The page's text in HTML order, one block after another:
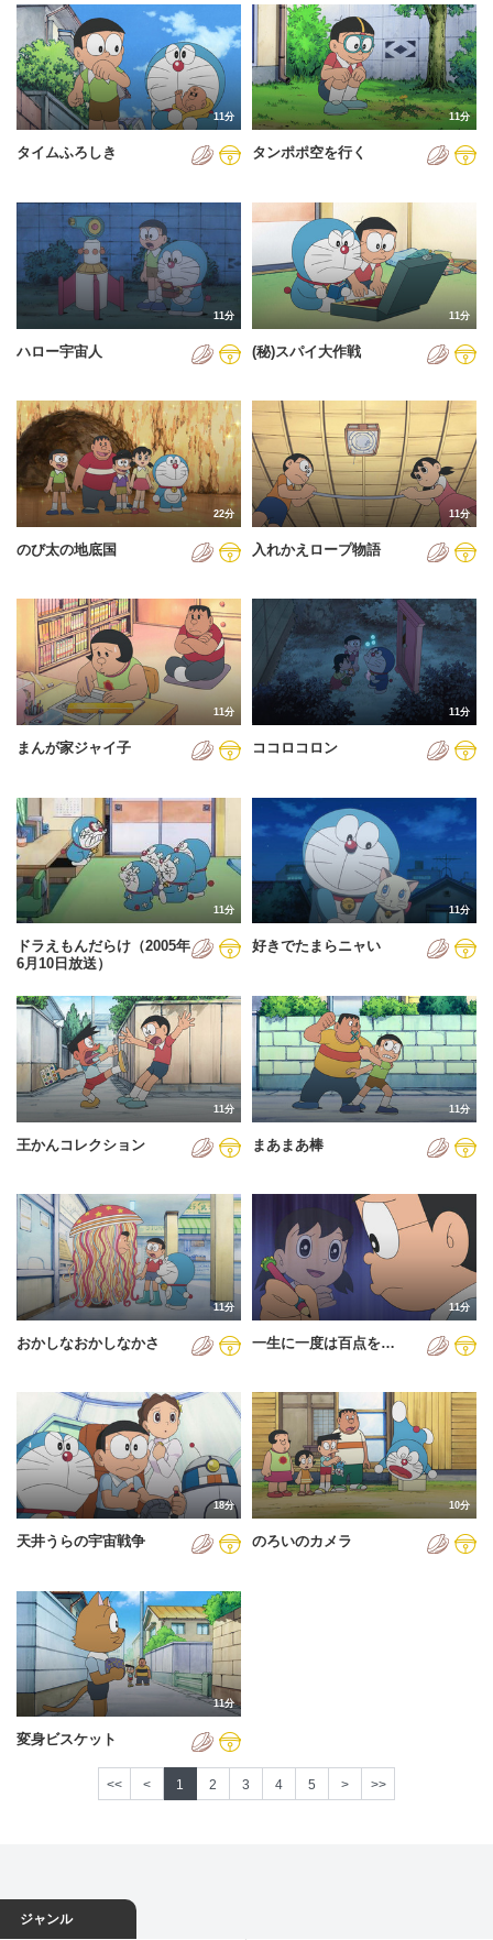
2024年
2025年
2026年
11分
タイムふろしき
11分
タンポポ空を行く
11分
ハロー宇宙人
11分
(秘)スパイ大作戦
22分
のび太の地底国
11分
入れかえロープ物語
11分
まんが家ジャイ子
11分
ココロコロン
11分
ドラえもんだらけ（2005年
6月10日放送）
11分
好きでたまらニャい
11分
王かんコレクション
11分
まあまあ棒
11分
おかしなおかしなかさ
11分
一生に一度は百点を…
18分
天井うらの宇宙戦争
10分
のろいのカメラ
11分
変身ビスケット
<< < 1 2 3 4 5 > >>
ジャンル